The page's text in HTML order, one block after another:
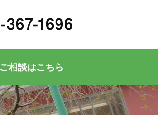
ご相談はこちら